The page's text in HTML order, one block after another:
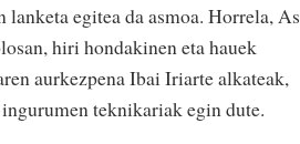
egitea da asmoa. Horrela,
hiri hondakinen eta hauek
aurkezpena Ibai Iriarte alkateak,
teknikariak egin dute.